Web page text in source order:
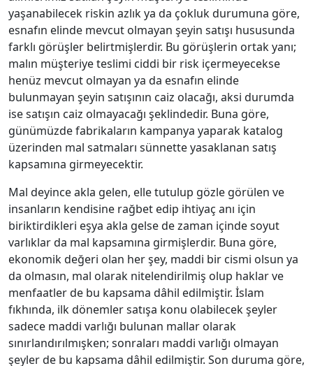
yaşanabilecek riskin azlık ya da çokluk durumuna göre,
esnafın elinde mevcut olmayan şeyin satışı hususunda
farklı görüşler belirtmişlerdir. Bu görüşlerin ortak yanı;
malın müşteriye teslimi ciddi bir risk içermeyecekse
henüz mevcut olmayan ya da esnafın elinde
bulunmayan şeyin satışının caiz olacağı, aksi durumda
ise satışın caiz olmayacağı şeklindedir. Buna göre,
günümüzde fabrikaların kampanya yaparak katalog
üzerinden mal satmaları sünnette yasaklanan satış
kapsamına girmeyecektir.
Mal deyince akla gelen, elle tutulup gözle görülen ve
insanların kendisine rağbet edip ihtiyaç anı için
biriktirdikleri eşya akla gelse de zaman içinde soyut
varlıklar da mal kapsamına girmişlerdir. Buna göre,
ekonomik değeri olan her şey, maddi bir cismi olsun ya
da olmasın, mal olarak nitelendirilmiş olup haklar ve
menfaatler de bu kapsama dâhil edilmiştir. İslam
fıkhında, ilk dönemler satışa konu olabilecek şeyler
sadece maddi varlığı bulunan mallar olarak
sınırlandırılmışken; sonraları maddi varlığı olmayan
şeyler de bu kapsama dâhil edilmiştir. Son duruma göre,